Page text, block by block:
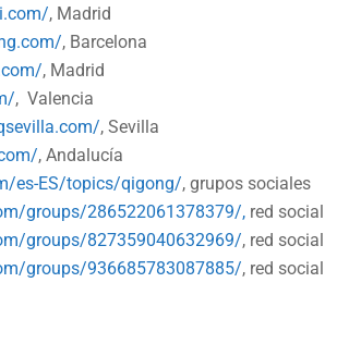
, Madrid
, Barcelona
, Madrid
, Valencia
, Sevilla
, Andalucía
es-ES/topics/qigong/, grupos sociales
groups/286522061378379/, red social
groups/827359040632969/, red social
groups/936685783087885/, red social